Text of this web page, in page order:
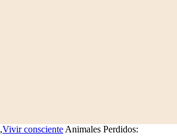
,Vivir consciente Animales Perdidos: